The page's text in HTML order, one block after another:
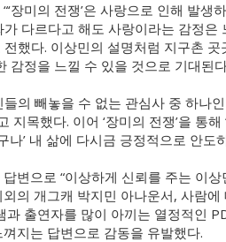
장미의 전쟁’은 사랑으로 인해 발
가 다르다고 해도 사랑이라는 감정
전했다. 이상민의 설명처럼 지구촌
감정을 느낄 수 있을 것으로 기대된
의 빼놓을 수 없는 관심사 중 하나인
지목했다. 이어 ‘장미의 전쟁’을 통
나’ 내 삶에 다시금 긍정적으로 안
변으로 “이상하게 신뢰를 주는 이
의 개그캐 박지민 아나운서, 사람
과 출연자를 많이 아끼는 열정적인
지는 답변으로 감동을 유발했다.